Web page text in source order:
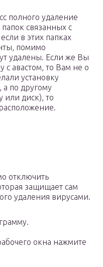
полного удаление
связанных с
в этих папках
помимо
удалены. Если же Вы
с авастом, то Вам не о
установку
по другому
или диск), то
отключить
защищает сам
удаления вирусами.
окна нажмите